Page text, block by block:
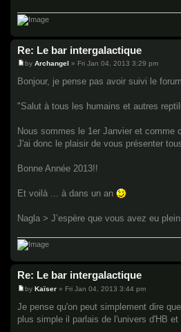
Re: Le bar intergalactique
o
s
by Archangel » Fri Jan 04, 2013 3:29 pm
Bonjour, je pense pas avoir suivi le
"Salut à tous les humains et autres
Nous sommes le 1er Janvier et comme
J'ai donc le plaisir de vous présenter
Bonne Année 2013!!
Et voilà ... à dans un an
Nagla > J’espère que vous avez eu
Re: Le bar intergalactique
P
s
t
by Kaïser » Fri Jan 04, 2013 3:44 pm
Je pense qu'on peut simplement dire
plus simple il parlais de l'univers d'HB